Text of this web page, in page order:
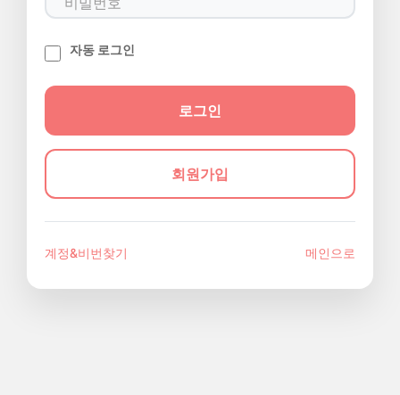
자동 로그인
회원가입
계정&비번찾기 메인으로